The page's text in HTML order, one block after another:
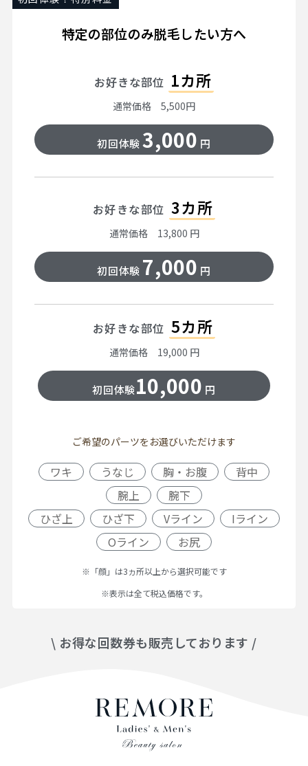
特定の部位のみ脱毛したい方へ
お好きな部位 1カ所
通常価格 5,500円
初回体験3,000 円
お好きな部位 3カ所
通常価格 13,800 円
初回体験 7,000 円
お好きな部位 5カ所
通常価格 19,000 円
初回体験10,000 円
ご希望のパーツをお選びいただけます
ワキ うなじ 胸・お腹
背中
腕上
腕下
ひざ上
ひざ下 Vライン
Iライン
Oライン
お尻
※「顔」は3ヵ所以上から選択可能です
※表示は全て税込価格です。
\ お得な回数券も販売しております /